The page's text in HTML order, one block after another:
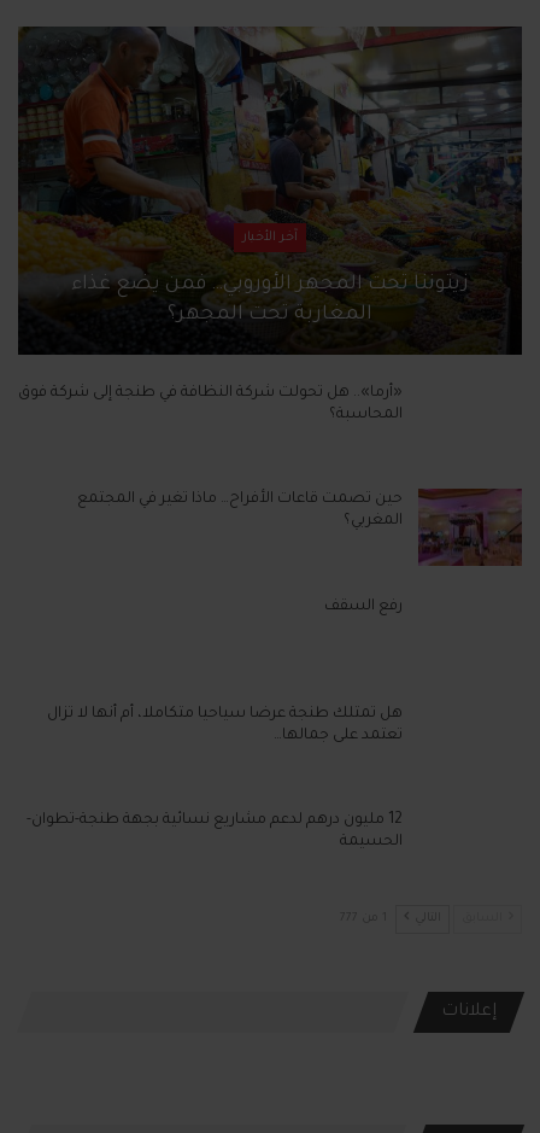
آخر الأخبار
زيتوننا تحت المجهر الأوروبي… فمن يضع غذاء
المغاربة تحت المجهر؟
«أرما».. هل تحولت شركة النظافة في طنجة إلى شركة فوق
المحاسبة؟
حين تصمت قاعات الأفراح… ماذا تغير في المجتمع
المغربي؟
رفع السقف
هل تمتلك طنجة عرضا سياحيا متكاملا، أم أنها لا تزال
تعتمد على جمالها…
12 مليون درهم لدعم مشاريع نسائية بجهة طنجة-تطوان-
الحسيمة
التالي
إعلانات